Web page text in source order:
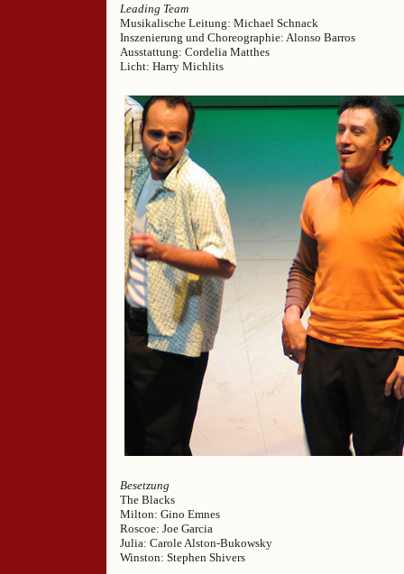
Leading Team
Musikalische Leitung: Michael Schnack
Inszenierung und Choreographie: Alonso Barros
Ausstattung: Cordelia Matthes
Licht: Harry Michlits
Besetzung
The Blacks
Milton: Gino Emnes
Roscoe: Joe Garcia
Julia: Carole Alston-Bukowsky
Winston: Stephen Shivers